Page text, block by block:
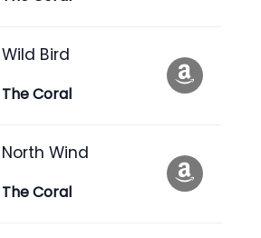
Wild Bird
The Coral
North Wind
The Coral